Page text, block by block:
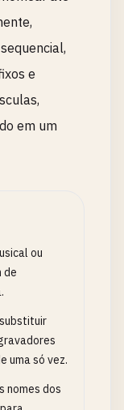
e
em um
ou
de
uma só vez.
nomes dos